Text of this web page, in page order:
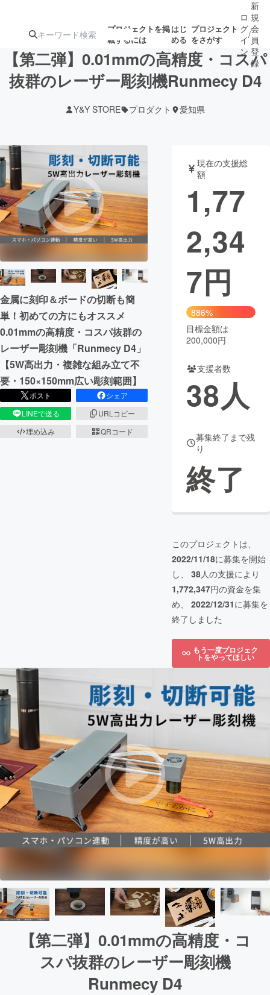
プロジェクトを掲
載するには
はじ
める
プロジェクト
をさがす
ターン
注目の新着プロ
ジェクト
募集終了が近いプ
ロジェクト
アート・写真 音楽
テクノロジー・ガジェット ゲーム・サ
映像・映画
ビジネス・起業
まちづくり・地域活性化
CAMPFIRE for Social Good
CAMPFIRE Creation
CAMPFIREふるさと納税 machi-ya コミュニティ
ロ
グ
イ
ン
/
新
規
会
員
登
録
【第二弾】0.01mmの高精度・コスパ
抜群のレーザー彫刻機Runmecy D4
Y&Y STORE プロダクト 愛知県
金属に刻印＆ボードの切断も簡
単！初めての方にもオススメ
0.01mmの高精度・コスパ抜群の
レーザー彫刻機「Runmecy D4」
【5W高出力・複雑な組み立て不
要・150×150mm広い彫刻範囲】
ポスト
シェア
LINEで送る
URLコピー
埋め込み
QRコード
現在の支援総
額
1,77
2,34
7円
886%
目標金額は
200,000円
支援者数
38人
募集終了まで残
り
終了
このプロジェクトは、
2022/11/18に募集を開始
し、 38人の支援により
1,772,347円の資金を集
め、 2022/12/31に募集を
終了しました
もう一度プロジェク
トをやってほしい
【第二弾】0.01mmの高精度・コ
スパ抜群のレーザー彫刻機
Runmecy D4